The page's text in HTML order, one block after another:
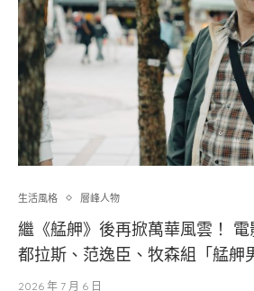
生活風格 層峰⼈物
繼《艋舺》後再掀萬華風雲！
都拉斯、范逸臣、牧森組「艋舺
2026 年 7 月 6 日